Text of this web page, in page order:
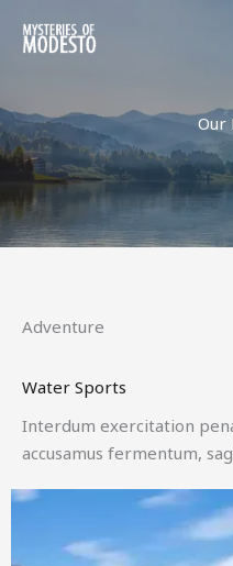
Our
Adventure
Water Sports
Interdum exercitation
accusamus fermentum,